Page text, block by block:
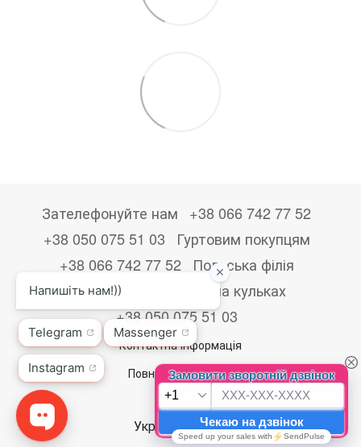
Зателефонуйте нам
+38 066 742 77 52
+38 050 075 51 03
Гуртовим покупцям
+38 066 742 77 52
Польська філія
+48533867723
Друк на кульках
+38 050 075 51 03
Контактна інформація
Повна версія сайту
© 2026
Укр Рус Eng